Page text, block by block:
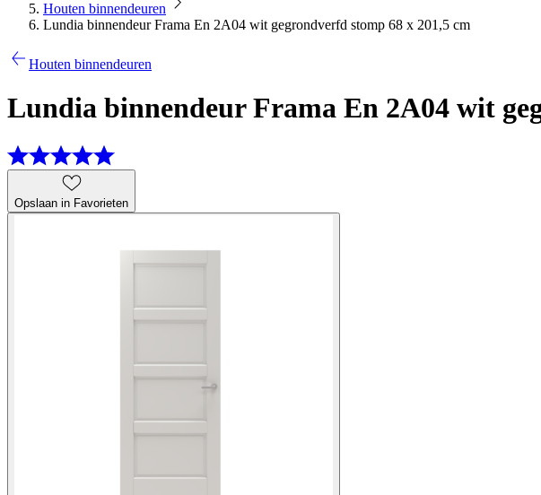
Houten binnendeuren
Lundia binnendeur Frama En 2A04 wit gegrondverfd stomp 68 x 201,5 cm
Houten binnendeuren
Lundia binnendeur Frama En 2A04 wit
Opslaan in Favorieten